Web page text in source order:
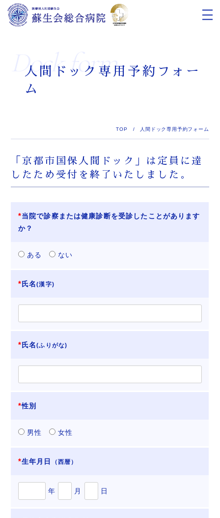
Dock form
人間ドック専用予約フォー
ム
TOP / 人間ドック専用予約フォーム
「京都市国保人間ドック」は定員に達
したため受付を終了いたしました。
当院で診察または健康診断を受診したことがあります
か？
ある ない
氏名(漢字)
氏名(ふりがな)
性別
男性 女性
生年月日 （西暦）
年 月 日